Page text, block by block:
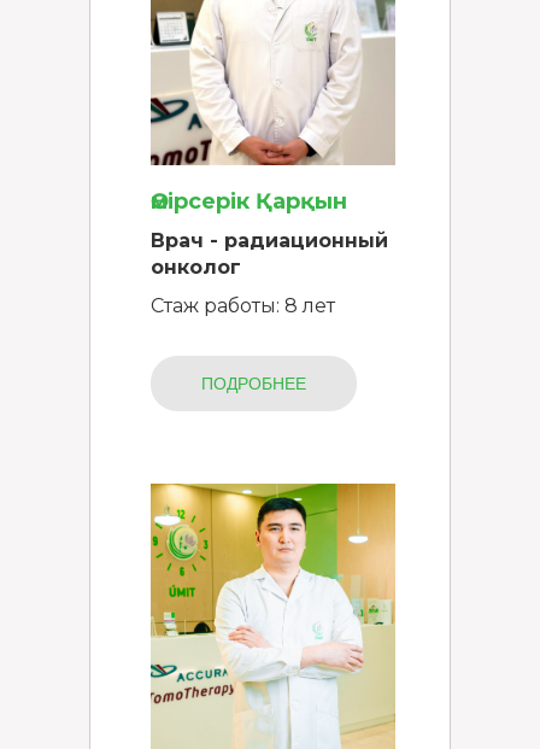
Өмірсерік Қарқын
Врач - радиационный
онколог
Стаж работы: 8 лет
ПОДРОБНЕЕ